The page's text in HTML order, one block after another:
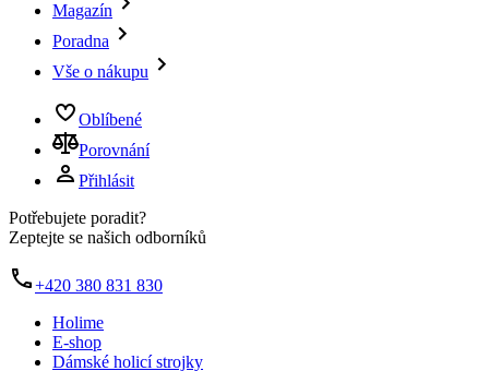
Magazín
Poradna
Vše o nákupu
Oblíbené
Porovnání
Přihlásit
Potřebujete poradit?
Zeptejte se našich odborníků
+420 380 831 830
Holime
E-shop
Dámské holicí strojky